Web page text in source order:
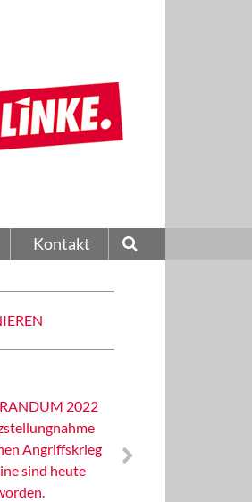
Kontakt
2022
Angriffskrieg
sind heute